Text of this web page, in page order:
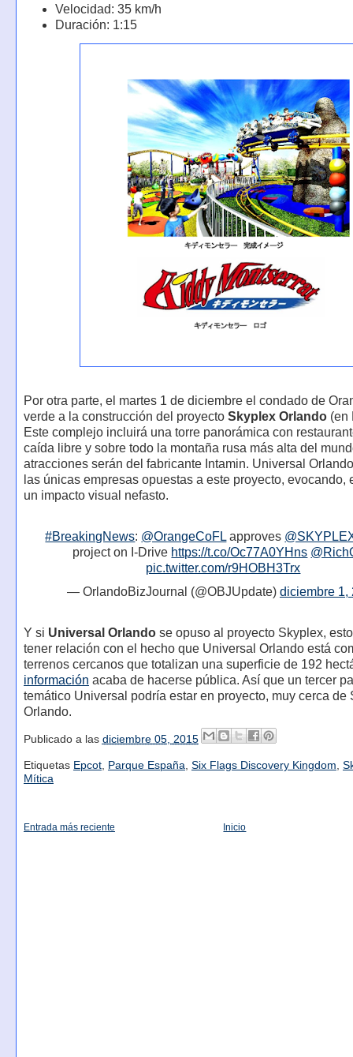
Velocidad: 35 km/h
Duración: 1:15
Por otra parte, el martes 1 de diciembre el condado de
verde a la construcción del proyecto Skyplex Orlando(en
Este complejo incluirá una torre panorámica con
caída libre y sobre todo la montaña rusa más alta del
atracciones serán del fabricante Intamin. Universal
las únicas empresas opuestas a este proyecto, evocando,
un impacto visual nefasto.
#BreakingNews: @OrangeCoFLapproves
project on I-Drive https://t.co/Oc77A0YHns
pic.twitter.com/r9HOBH3Trx
— OrlandoBizJournal (@OBJUpdate) diciembre 1,
Y si Universal Orlandose opuso al proyecto Skyplex,
tener relación con el hecho que Universal Orlando está
terrenos cercanos que totalizan una superficie de 192
información acaba de hacerse pública. Así que un tercer
temático Universal podría estar en proyecto, muy cerca de
Orlando.
Publicado a las diciembre 05, 2015
Etiquetas Epcot, Parque España Six Flags Discovery Kingdom
Mítica
Entrada más reciente Inicio